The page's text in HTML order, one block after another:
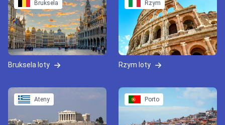
Bruksela
Bruksela loty
Rzym
Rzym loty
Ateny Porto